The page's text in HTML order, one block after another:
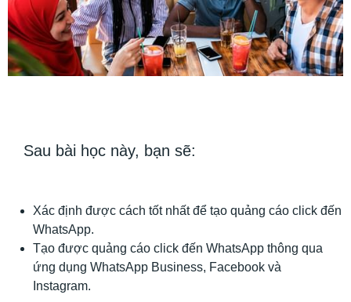
Sau bài học này, bạn sẽ:
Xác định được cách tốt nhất để tạo quảng cáo click đến
WhatsApp.
Tạo được quảng cáo click đến WhatsApp thông qua
ứng dụng WhatsApp Business, Facebook và
Instagram.